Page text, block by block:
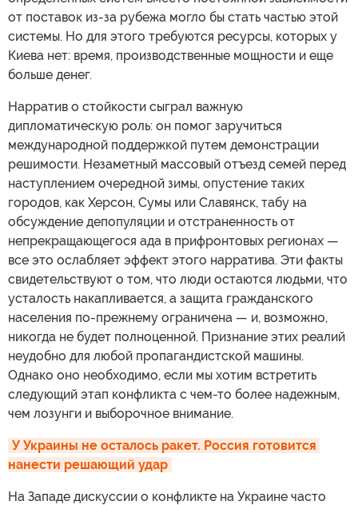
от поставок из-за рубежа могло бы стать частью этой
системы. Но для этого требуются ресурсы, которых у
Киева нет: время, производственные мощности и еще
больше денег.
Нарратив о стойкости сыграл важную
дипломатическую роль: он помог заручиться
международной поддержкой путем демонстрации
решимости. Незаметный массовый отъезд семей перед
наступлением очередной зимы, опустение таких
городов, как Херсон, Сумы или Славянск, табу на
обсуждение депопуляции и отстраненность от
непрекращающегося ада в прифронтовых регионах —
все это ослабляет эффект этого нарратива. Эти факты
свидетельствуют о том, что люди остаются людьми, что
усталость накапливается, а защита гражданского
населения по-прежнему ограничена — и, возможно,
никогда не будет полноценной. Признание этих реалий
неудобно для любой пропагандистской машины.
Однако оно необходимо, если мы хотим встретить
следующий этап конфликта с чем-то более надежным,
чем лозунги и выборочное внимание.
У Украины не осталось ракет. Россия готовится
нанести решающий удар
На Западе дискуссии о конфликте на Украине часто